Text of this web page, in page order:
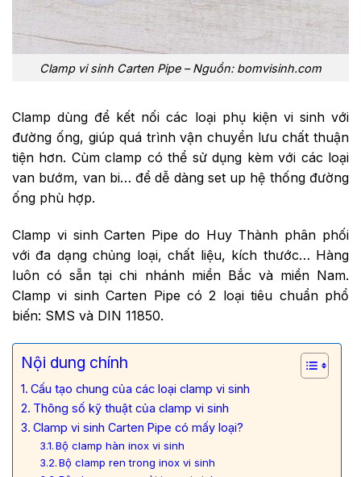
Clamp vi sinh Carten Pipe – Nguồn: bomvisinh.com
Clamp dùng để kết nối các loại phụ kiện vi sinh với
đường ống, giúp quá trình vận chuyển lưu chất thuận
tiện hơn. Cùm clamp có thể sử dụng kèm với các loại
van bướm, van bi… để dễ dàng set up hệ thống đường
ống phù hợp.
Clamp vi sinh Carten Pipe do Huy Thành phân phối
với đa dạng chủng loại, chất liệu, kích thước… Hàng
luôn có sẵn tại chi nhánh miền Bắc và miền Nam.
Clamp vi sinh Carten Pipe có 2 loại tiêu chuẩn phổ
biến: SMS và DIN 11850.
Nội dung chính
Cấu tạo chung của các loại clamp vi sinh
Thông số kỹ thuật của clamp vi sinh
Clamp vi sinh Carten Pipe có mấy loại?
Bộ clamp hàn inox vi sinh
Bộ clamp ren trong inox vi sinh